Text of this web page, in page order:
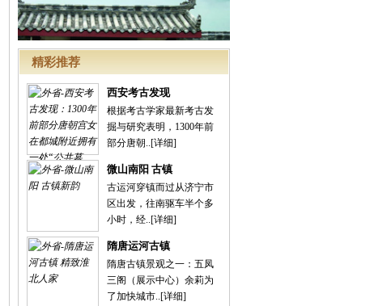
精彩推荐
西安考古发现
根据考古学家最新考古发
掘与研究表明，1300年前
部分唐朝..[详细]
微山南阳 古镇
古运河穿镇而过从济宁市
区出发，往南驱车半个多
小时，经..[详细]
隋唐运河古镇
隋唐古镇景观之一：五凤
三阁（展示中心）余莉为
了加快城市..[详细]